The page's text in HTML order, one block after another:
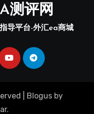
测评网
导平台-外汇ea商城
Blogus by
.